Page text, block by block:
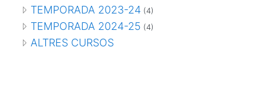
TEMPORADA 2023-24 (4)
TEMPORADA 2024-25 (4)
ALTRES CURSOS